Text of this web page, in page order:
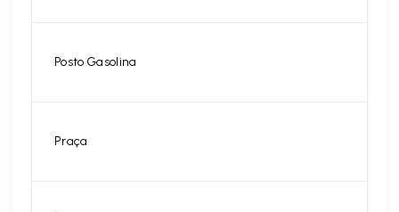
Posto Gasolina
Praça